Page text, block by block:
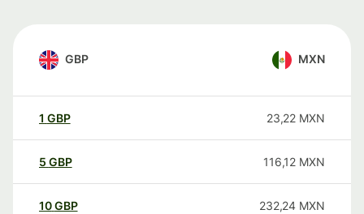
GBP MXN
1 GBP 23,22 MXN
5 GBP 116,12 MXN
10GBP 232,24 MXN